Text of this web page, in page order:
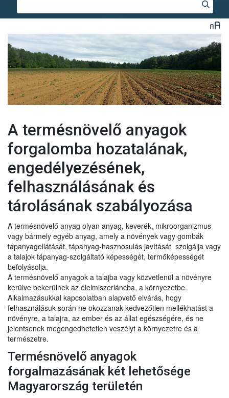
A termésnövelő anyagok
forgalomba hozatalának,
engedélyezésének,
felhasználásának és
tárolásának szabályozása
A termésnövelő anyag olyan anyag, keverék, mikroorganizmus
vagy bármely egyéb anyag, amely a növények vagy gombák
tápanyagellátását, tápanyag-hasznosulás javítását szolgálja vagy
a talajok tápanyag-szolgáltató képességét, termőképességét
befolyásolja.
A termésnövelő anyagok a talajba vagy közvetlenül a növényre
kerülve bekerülnek az élelmiszerláncba, a környezetbe.
Alkalmazásukkal kapcsolatban alapvető elvárás, hogy
felhasználásuk során ne okozzanak kedvezőtlen mellékhatást a
növényre, a talajra, az ember és az állat egészségére, és ne
jelentsenek megengedhetetlen veszélyt a környezetre és a
természetre.
Termésnövelő anyagok
forgalmazásának két lehetősége
Magyarország területén